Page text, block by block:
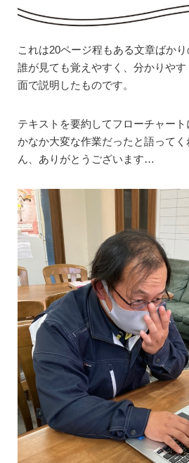
これは20ページ程もある文章ばかり
誰が見ても覚えやすく、分かりや
面で説明したものです。
テキストを要約してフローチャー
かなか大変な作業だったと語ってく
ん、ありがとうございます…